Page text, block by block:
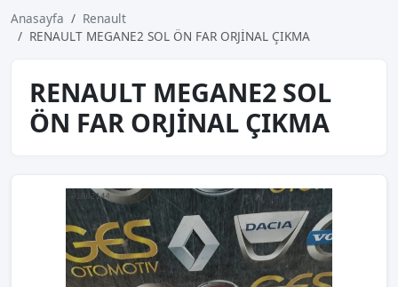
Anasayfa
Renault
RENAULT MEGANE2 SOL ÖN FAR ORJİNAL ÇIKMA
RENAULT MEGANE2 SOL
ÖN FAR ORJİNAL ÇIKMA